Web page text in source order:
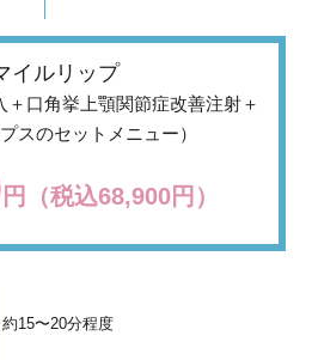
イルリップ
＋口角挙上顎関節症改善注射＋
スのセットメニュー）
円（税込68,900円）
約15〜20分程度